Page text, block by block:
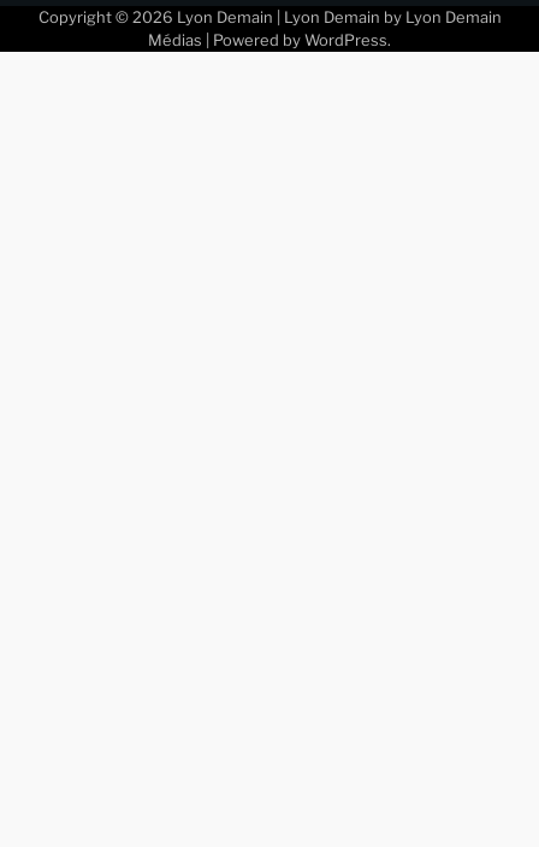
Copyright © 2026 Lyon Demain | Lyon Demain by Lyon Demain
Médias | Powered by WordPress.